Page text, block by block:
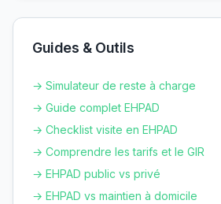
Guides & Outils
→ Simulateur de reste à charge
→ Guide complet EHPAD
→ Checklist visite en EHPAD
→ Comprendre les tarifs et le GIR
→ EHPAD public vs privé
→ EHPAD vs maintien à domicile